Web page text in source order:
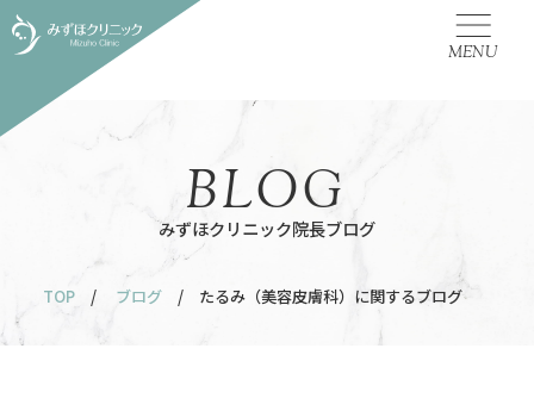
MENU
みずほクリニック院長ブログ
BLOG
TOP / ブログ / たるみ（美容皮膚科）に関するブログ